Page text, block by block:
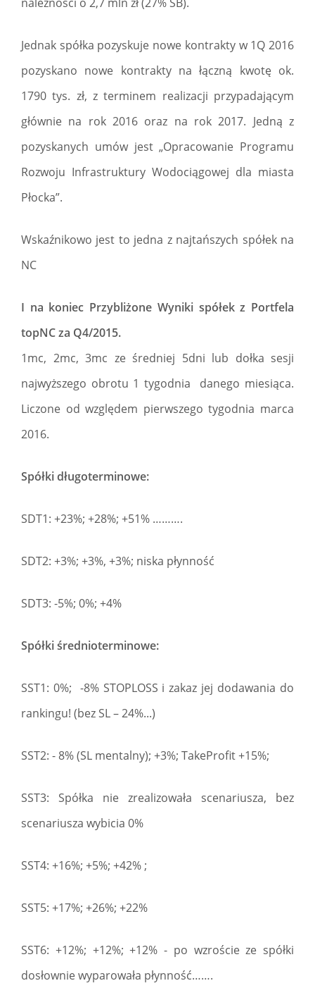
należności o 2,7 mln zł (27% SB).
Jednak spółka pozyskuje nowe kontrakty w 1Q 2016
pozyskano nowe kontrakty na łączną kwotę ok.
1790 tys. zł, z terminem realizacji przypadającym
głównie na rok 2016 oraz na rok 2017. Jedną z
pozyskanych umów jest „Opracowanie Programu
Rozwoju Infrastruktury Wodociągowej dla miasta
Płocka”.
Wskaźnikowo jest to jedna z najtańszych spółek na
NC
I na koniec Przybliżone Wyniki spółek z Portfela
topNC za Q4/2015.
1mc, 2mc, 3mc ze średniej 5dni lub dołka sesji
najwyższego obrotu 1 tygodnia danego miesiąca.
Liczone od względem pierwszego tygodnia marca
2016.
Spółki długoterminowe:
SDT1: +23%; +28%; +51% ……….
SDT2: +3%; +3%, +3%; niska płynność
SDT3: -5%; 0%; +4%
Spółki średnioterminowe:
SST1: 0%; -8% STOPLOSS i zakaz jej dodawania do
rankingu! (bez SL – 24%...)
SST2: - 8% (SL mentalny); +3%; TakeProfit +15%;
SST3: Spółka nie zrealizowała scenariusza, bez
scenariusza wybicia 0%
SST4: +16%; +5%; +42% ;
SST5: +17%; +26%; +22%
SST6: +12%; +12%; +12% - po wzroście ze spółki
dosłownie wyparowała płynność…….